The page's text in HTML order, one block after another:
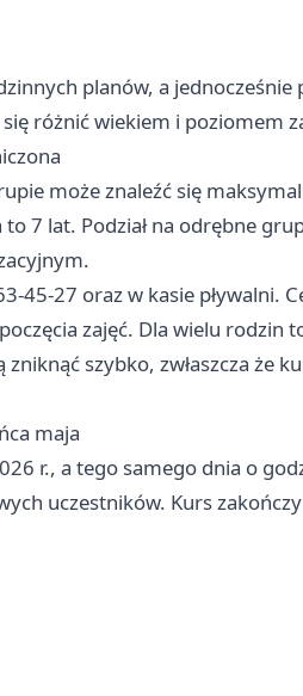
planów, a jednocześnie
różnić wiekiem i poziomem
może znaleźć się
7 lat. Podział na odrębne
45-27 oraz w kasie pływalni.
zajęć. Dla wielu rodzin
szybko, zwłaszcza że
maja
r., a tego samego dnia o
uczestników. Kurs